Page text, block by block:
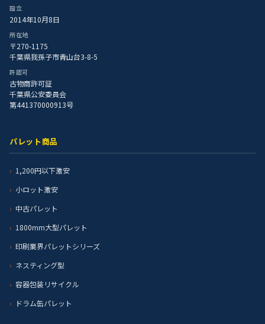
設立
2014年10月8日
所在地
〒270-1175
千葉県我孫子市青山台3-8-5
許認可
古物商許可証
千葉県公安委員会
第441370000913号
パレット商品
1,200円以下激安
小ロット激安
中古パレット
1800mm大型パレット
印刷業界パレットシリーズ
ネスティング型
容器包装リサイクル
ドラム缶パレット